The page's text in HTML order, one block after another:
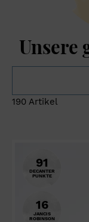
Unsere
190 Artikel
91
DECANTER
PUNKTE
16
JANCIS
ROBINSON